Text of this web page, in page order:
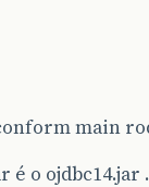
main
é o ojdbc14.jar